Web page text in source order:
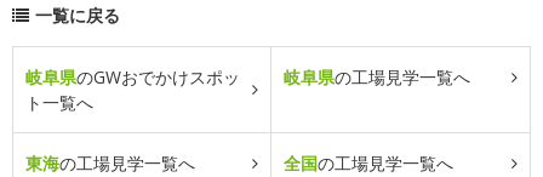
一覧に戻る
岐阜県のGWおでかけスポッ
ト一覧へ
岐阜県の工場見学一覧へ
東海の工場見学一覧へ 全国の工場見学一覧へ